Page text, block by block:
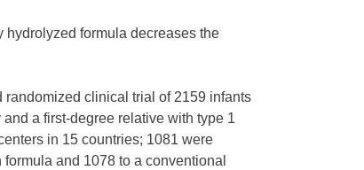
formula decreases the
clinical trial of 2159 infants
a first-degree relative with type 1
in 15 countries; 1081 were
and 1078 to a conventional